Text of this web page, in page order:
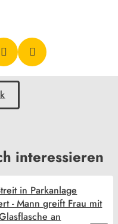
interessieren
in Parkanlage
- Mann greift Frau mit
an